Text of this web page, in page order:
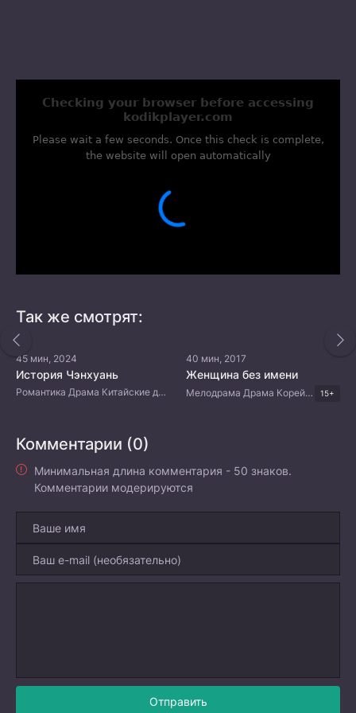
Так же смотрят:
45 мин, 2024
История Чэнхуань
Романтика Драма Китайские дорамы
40 мин, 2017
Женщина без имени
Мелодрама Драма Корейские дорамы 15+
Комментарии (0)
Минимальная длина комментария - 50 знаков.
Комментарии модерируются
Отправить